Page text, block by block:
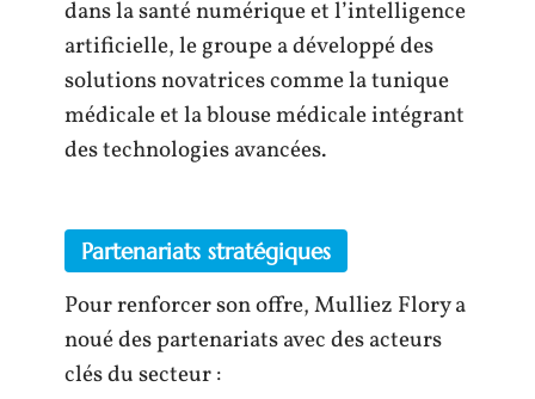
dans la santé numérique et l’intelligence
artificielle, le groupe a développé des
solutions novatrices comme la tunique
médicale et la blouse médicale intégrant
des technologies avancées.
Partenariats stratégiques
Pour renforcer son offre, Mulliez Flory a
noué des partenariats avec des acteurs
clés du secteur :